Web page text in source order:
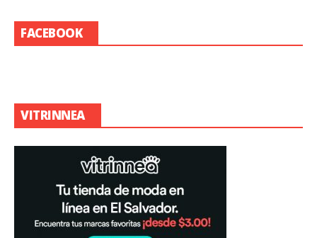
FACEBOOK
VITRINNEA